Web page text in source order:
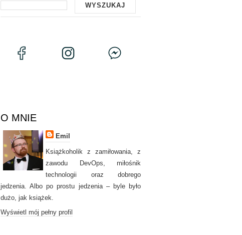
O MNIE
Emil
Książkoholik z zamiłowania, z
zawodu DevOps, miłośnik
technologii oraz dobrego
jedzenia. Albo po prostu jedzenia – byle było
dużo, jak książek.
Wyświetl mój pełny profil